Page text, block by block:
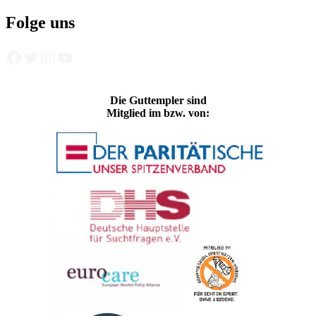
Folge uns
Die Guttempler sind
Mitglied im bzw. von: